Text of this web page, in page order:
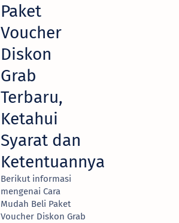
Paket
Voucher
Diskon
Grab
Terbaru,
Ketahui
Syarat dan
Ketentuannya
Berikut informasi
mengenai Cara
Mudah Beli Paket
Voucher Diskon Grab